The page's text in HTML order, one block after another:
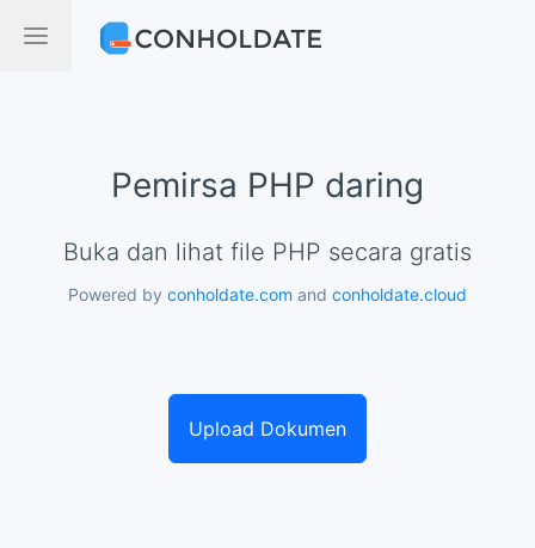
Pemirsa PHP daring
Buka dan lihat file PHP secara gratis
Powered by conholdate.com and conholdate.cloud
Upload Dokumen